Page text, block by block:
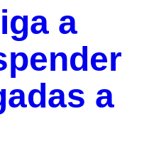
a
a